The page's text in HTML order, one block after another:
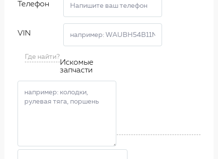
Телефон
VIN
Где найти?
Искомые
запчасти